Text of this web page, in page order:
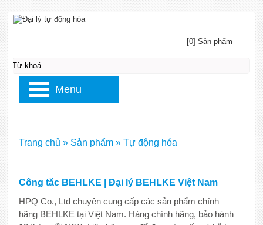
Công tăc BEHLKE | Đại lý BEHLKE Việt Nam
HPQ Co., Ltd chuyên cung cấp các sản phẩm chính
hãng BEHLKE tại Việt Nam. Hàng chính hãng, bảo hành
Trang chủ » Sản phẩm » Tự động hóa
[0] Sản phẩm
Menu